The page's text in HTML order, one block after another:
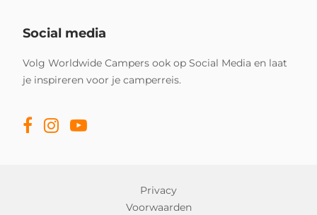
Social media
Volg Worldwide Campers ook op Social Media en laat
je inspireren voor je camperreis.
Privacy
Voorwaarden